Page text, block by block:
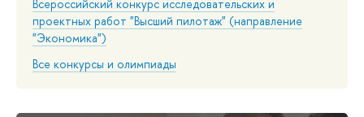
Всероссийский конкурс исследовательских и
проектных работ "Высший пилотаж" (направление
"Экономика")
Все конкурсы и олимпиады